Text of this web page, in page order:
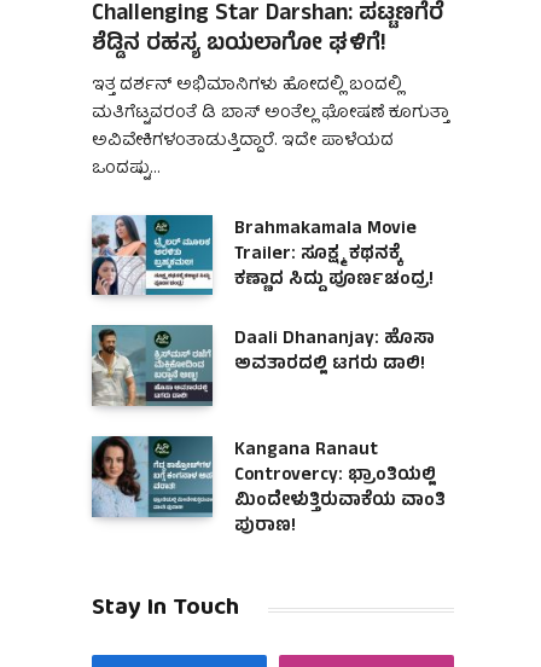
Challenging Star Darshan: ಪಟ್ಟಣಗೆರೆ
ಶೆಡ್ಡಿನ ರಹಸ್ಯ ಬಯಲಾಗೋ ಘಳಿಗೆ!
ಇತ್ತ ದರ್ಶನ್ ಅಭಿಮಾನಿಗಳು ಹೋದಲ್ಲಿ ಬಂದಲ್ಲಿ
ಮತಿಗೆಟ್ಟವರಂತೆ ಡಿ ಬಾಸ್ ಅಂತೆಲ್ಲ ಘೋಷಣೆ ಕೂಗುತ್ತಾ
ಅವಿವೇಕಿಗಳಂತಾಡುತ್ತಿದ್ದಾರೆ. ಇದೇ ಪಾಳೆಯದ
ಒಂದಷ್ಟು…
Brahmakamala Movie
Trailer: ಸೂಕ್ಷ್ಮ ಕಥನಕ್ಕೆ
ಕಣ್ಣಾದ ಸಿದ್ದು ಪೂರ್ಣಚಂದ್ರ!
Daali Dhananjay: ಹೊಸಾ
ಅವತಾರದಲ್ಲಿ ಟಗರು ಡಾಲಿ!
Kangana Ranaut
Controvercy: ಭ್ರಾಂತಿಯಲ್ಲಿ
ಮಿಂದೇಳುತ್ತಿರುವಾಕೆಯ ವಾಂತಿ
ಪುರಾಣ!
Stay In Touch